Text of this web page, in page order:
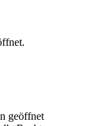
geöffnet